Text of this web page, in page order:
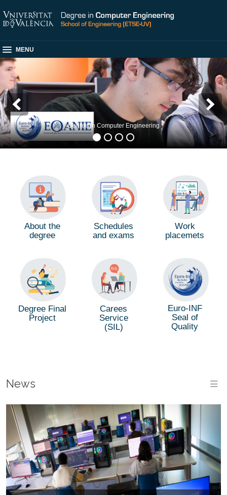
MENU
Degree in Computer Engineering
About the
degree
Schedules
and exams
Work
placemets
Degree Final
Project
Carees
Service
(SIL)
Euro-INF
Seal of
Quality
News